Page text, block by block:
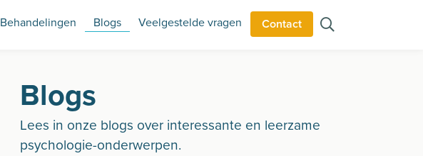
Behandelingen Blogs Veelgestelde vragen Contact
Blogs
Lees in onze blogs over interessante en leerzame
psychologie-onderwerpen.